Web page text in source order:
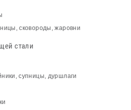
сковороды, жаровни
стали
супницы, дуршлаги